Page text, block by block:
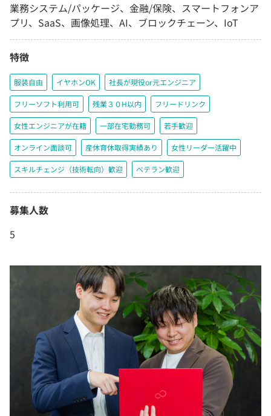
業務システム/パッケージ、金融/保険、スマートフォンア
プリ、SaaS、画像処理、AI、ブロックチェーン、IoT
特徴
服装自由 イヤホンOK 社長が現役or元エンジニア
フリーソフト利用可 残業３０H以内 フリードリンク
女性エンジニアが在籍 一部在宅勤務可 若手歓迎
オンライン面談可 産休育休取得実績あり 女性リーダー活躍中
スキルチェンジ（技術転向）歓迎 ベテラン歓迎
募集人数
5